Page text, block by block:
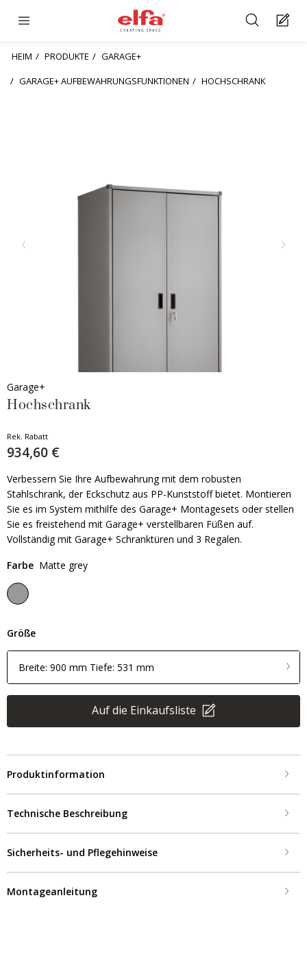
HEIM PRODUKTE
GARAGE+
GARAGE+ AUFBEWAHRUNGSFUNKTIONEN
HOCHSCHRANK
Garage+
Hochschrank
Rek. Rabatt
934,60 €
Verbessern Sie Ihre Aufbewahrung mit dem robusten
Stahlschrank, der Eckschutz aus PP-Kunststoff bietet. Montieren
Sie es im System mithilfe des Garage+ Montagesets oder stellen
Sie es freistehend mit Garage+ verstellbaren Füßen auf.
Vollständig mit Garage+ Schranktüren und 3 Regalen.
Farbe Matte grey
Größe
Breite: 900 mm Tiefe: 531 mm
Auf die Einkaufsliste
Produktinformation
Technische Beschreibung
Sicherheits- und Pflegehinweise
Montageanleitung